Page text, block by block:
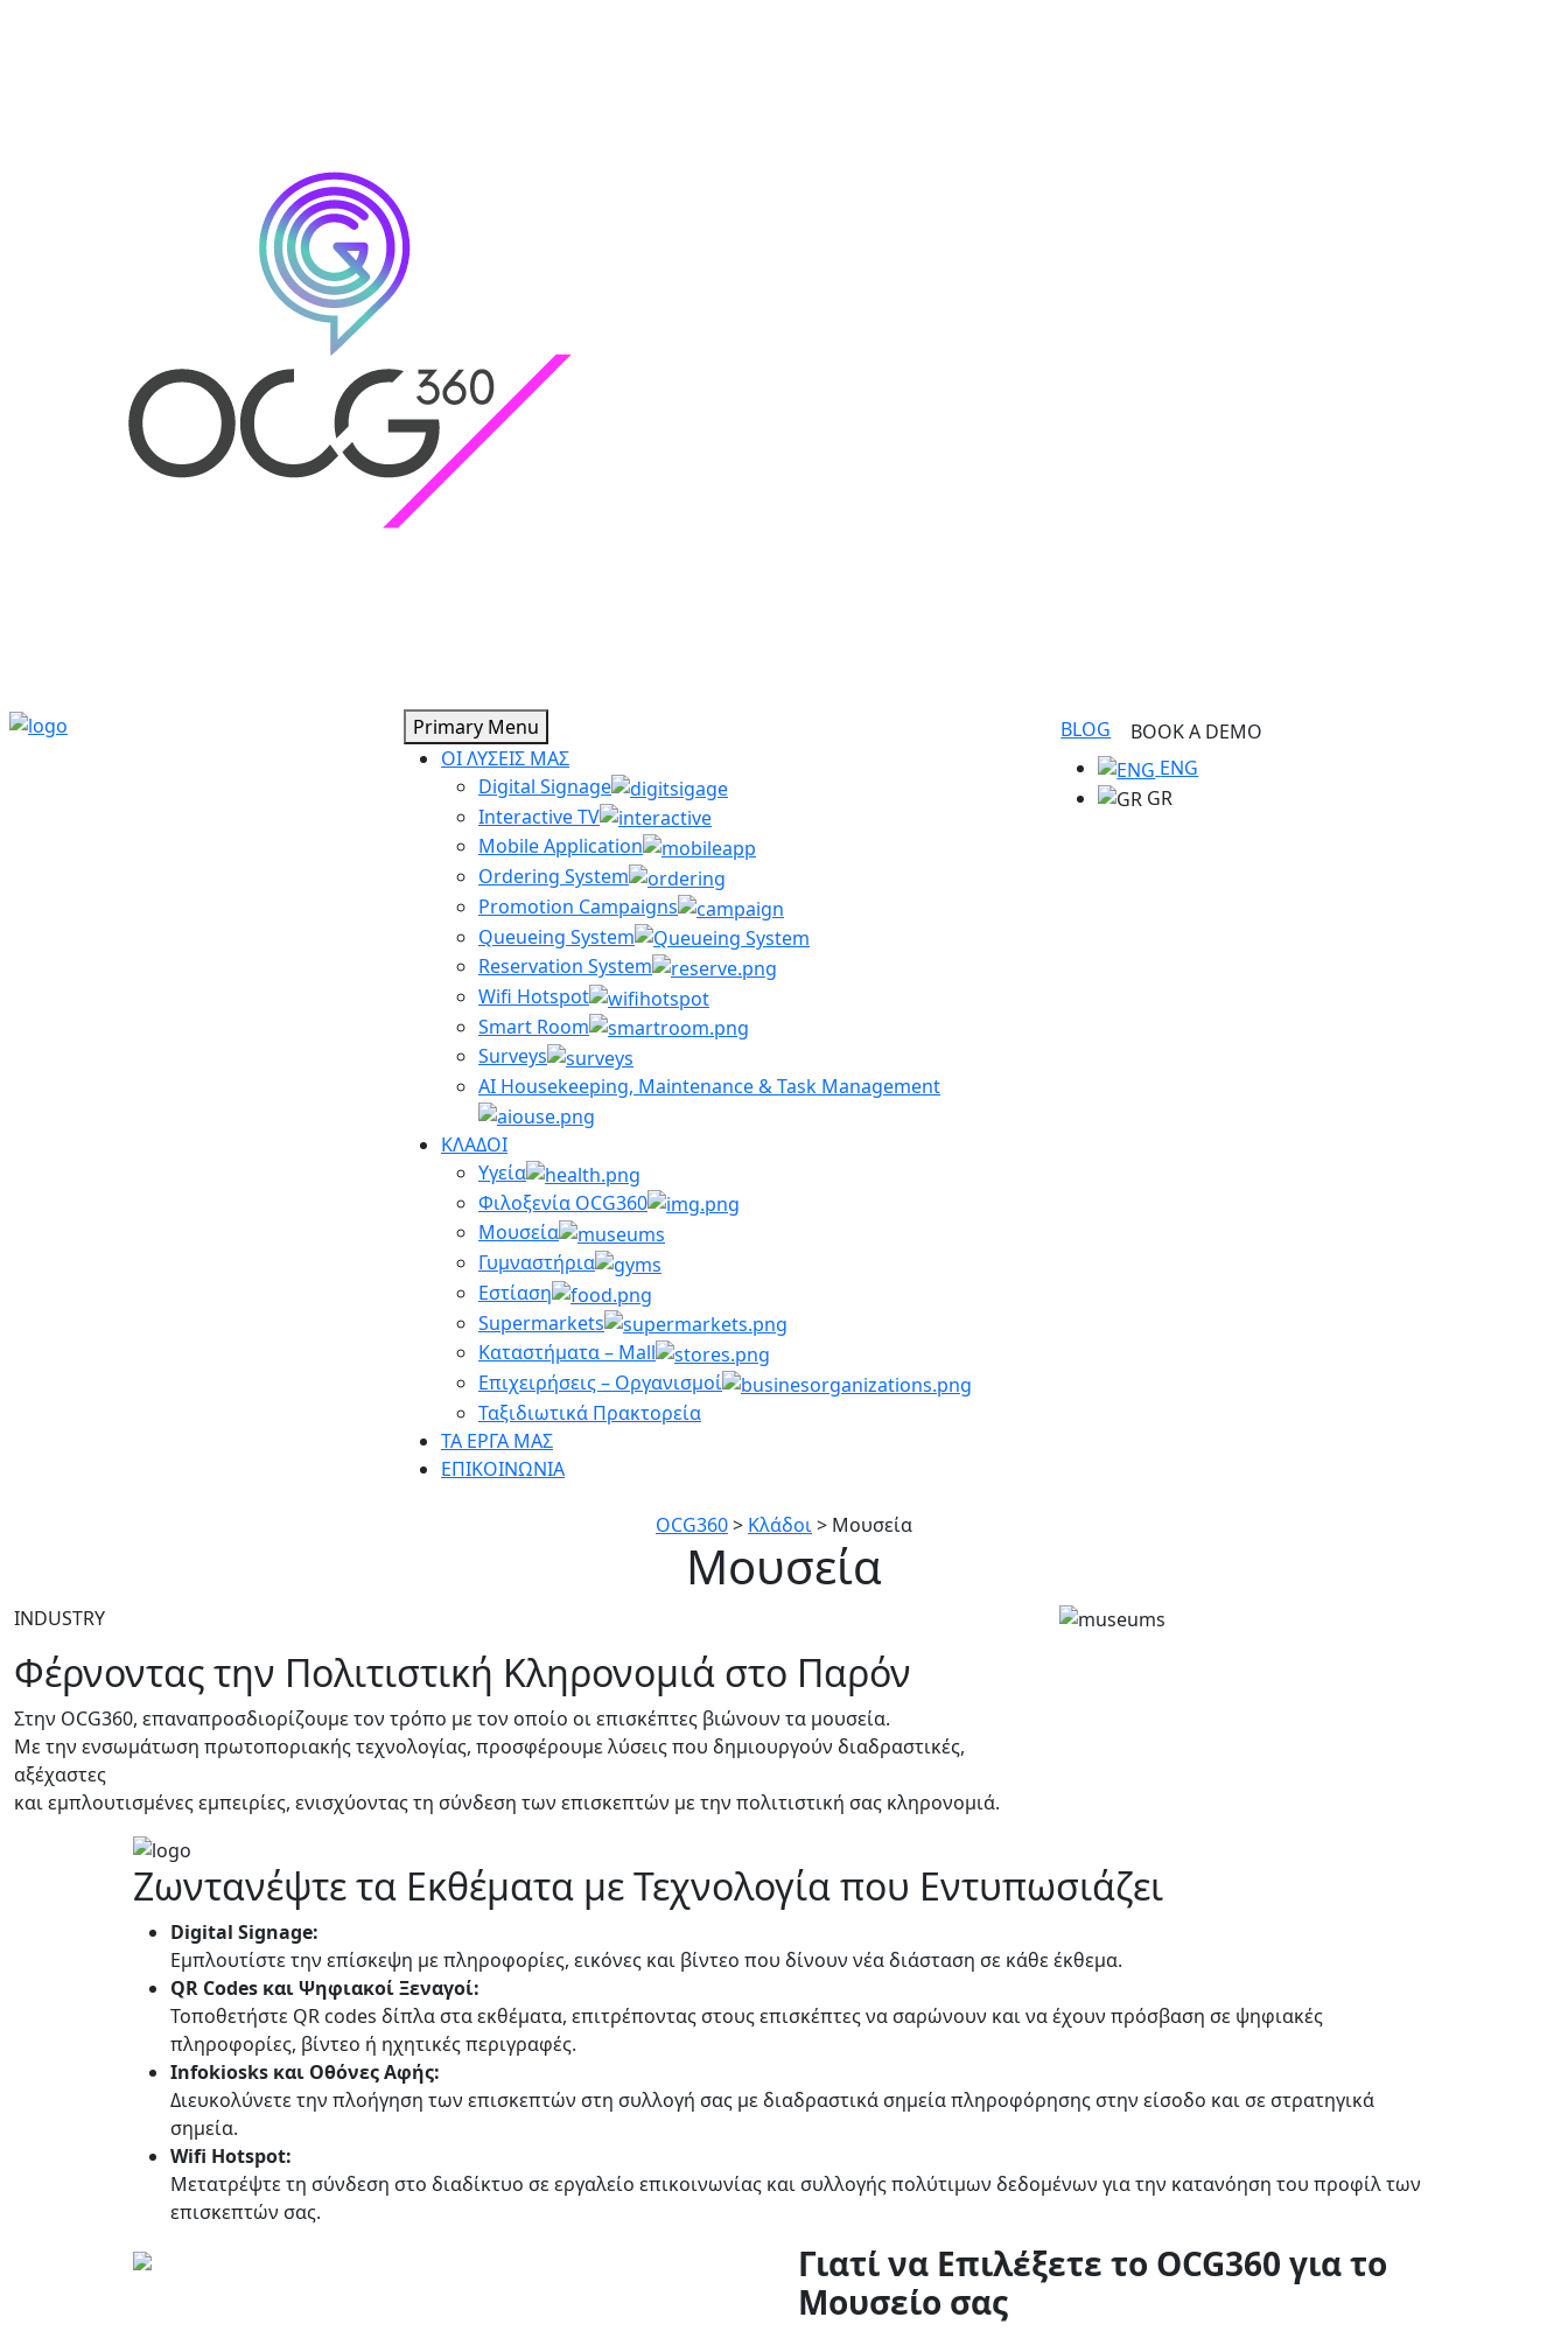
Primary Menu
ΟΙ ΛΥΣΕΙΣ ΜΑΣ
Digital Signage
Interactive TV
Mobile Application
Ordering System
Promotion Campaigns
Queueing System
Reservation System
Wifi Hotspot
Smart Room
Surveys
AI Housekeeping, Maintenance & Task Management
ΚΛΑΔΟΙ
Υγεία
Φιλοξενία OCG360
Μουσεία
Γυμναστήρια
Εστίαση
Supermarkets
Καταστήματα – Mall
Επιχειρήσεις – Οργανισμοί
Ταξιδιωτικά Πρακτορεία
ΤΑ ΕΡΓΑ ΜΑΣ
ΕΠΙΚΟΙΝΩΝΙΑ
BLOG
BOOK A DEMO
ENG
GR
OCG360> Κλάδοι> Μουσεία
Μουσεία
INDUSTRY
Φέρνοντας την Πολιτιστική Κληρονομιά στο Παρόν
Στην OCG360, επαναπροσδιορίζουμε τον τρόπο με τον οποίο οι επισκέπτες βιώνουν τα μουσεία.
Με την ενσωμάτωση πρωτοποριακής τεχνολογίας, προσφέρουμε λύσεις που δημιουργούν διαδραστικές,
αξέχαστες
και εμπλουτισμένες εμπειρίες, ενισχύοντας τη σύνδεση των επισκεπτών με την πολιτιστική σας κληρονομιά.
Ζωντανέψτε τα Εκθέματα με Τεχνολογία που Εντυπωσιάζει
Digital Signage:
Εμπλουτίστε την επίσκεψη με πληροφορίες, εικόνες και βίντεο που δίνουν νέα διάσταση σε κάθε έκθεμα.
QR Codes και Ψηφιακοί Ξεναγοί:
Τοποθετήστε QR codes δίπλα στα εκθέματα, επιτρέποντας στους επισκέπτες να σαρώνουν και να έχουν πρόσβαση σε ψηφιακές
πληροφορίες, βίντεο ή ηχητικές περιγραφές.
Infokiosks και Οθόνες Αφής:
Διευκολύνετε την πλοήγηση των επισκεπτών στη συλλογή σας με διαδραστικά σημεία πληροφόρησης στην είσοδο και σε στρατηγικά
σημεία.
Wifi Hotspot:
Μετατρέψτε τη σύνδεση στο διαδίκτυο σε εργαλείο επικοινωνίας και συλλογής πολύτιμων δεδομένων για την κατανόηση του προφίλ των
επισκεπτών σας.
Γιατί να Επιλέξετε το OCG360 για το
Μουσείο σας